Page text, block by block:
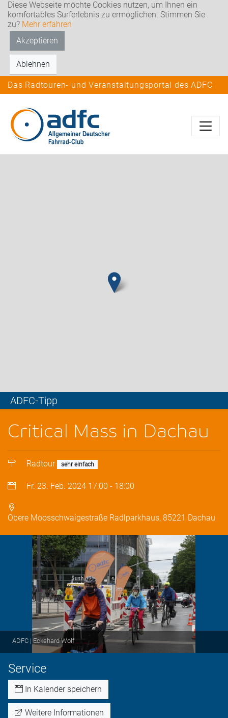
Diese Webseite möchte Cookies nutzen, um Ihnen ein
komfortables Surferlebnis zu ermöglichen. Stimmen Sie
zu? Mehr erfahren
Akzeptieren
Ablehnen
Das Radtouren- und Veranstaltungsportal des ADFC
ADFC-Tipp
Critical Mass in Dachau
Radtour sehr einfach
Fr. 23. Feb. 2024 17:00 - 18:00
Obere Moosschwaigestraße Radlparkhaus, 85221 Dachau
ADFC | Eckehard Wolf
Service
In Kalender speichern
Weitere Informationen